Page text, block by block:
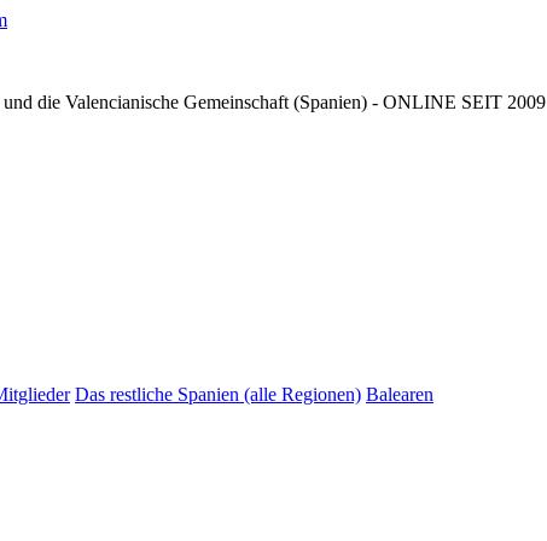
die Valencianische Gemeinschaft (Spanien) - ONLINE SEIT 2009
Das restliche Spanien (alle Regionen) Balearen